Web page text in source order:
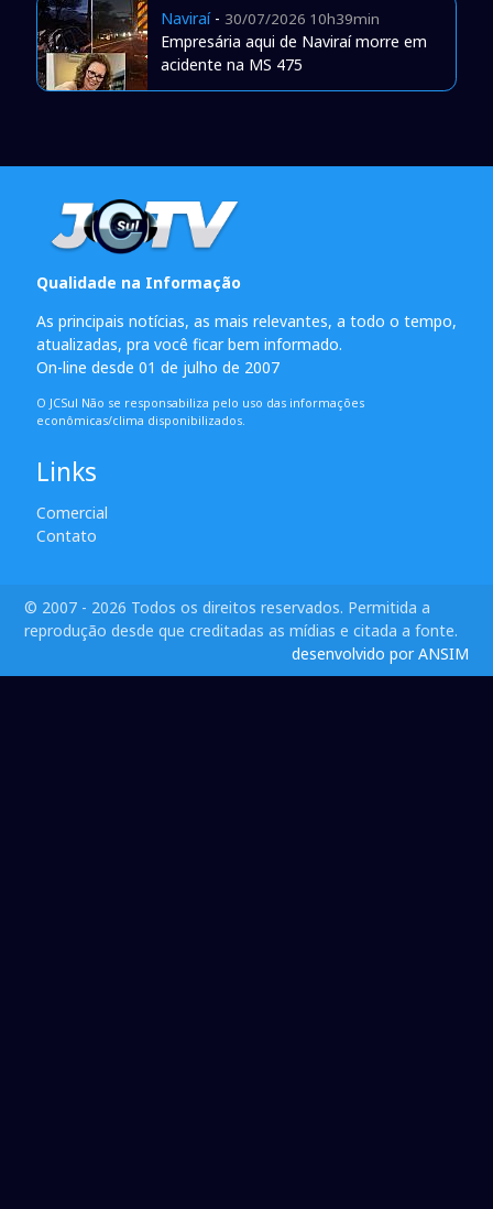
Naviraí- 30/07/2026 10h39min
Empresária aqui de Naviraí morre em
acidente na MS 475
Qualidade na Informação
As principais notícias, as mais relevantes, a todo o tempo,
atualizadas, pra você ficar bem informado.
On-line desde 01 de julho de 2007
O JCSul Não se responsabiliza pelo uso das informações
econômicas/clima disponibilizados.
Links
Comercial
Contato
© 2007 - 2026 Todos os direitos reservados. Permitida a
reprodução desde que creditadas as mídias e citada a fonte.
desenvolvido por ANSIM